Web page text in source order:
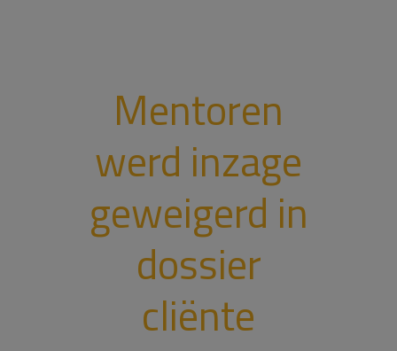
Mentoren
werd inzage
geweigerd in
dossier
cliënte